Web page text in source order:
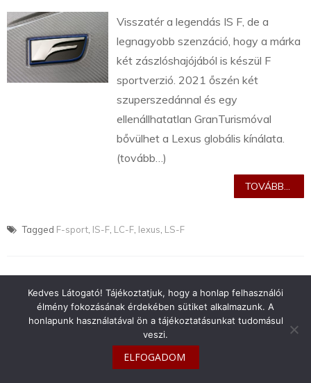
Visszatér a legendás IS F, de a
legnagyobb szenzáció, hogy a márka
két zászlóshajójából is készül F
sportverzió. 2021 őszén két
szuperszedánnal és egy
ellenállhatatlan GranTurismóval
bővülhet a Lexus globális kínálata.
(tovább…)
TOVÁBB...
Tagged F-sport IS-F LC-F lexus LS-F
info@toyotaclub.hu
Toyota Klub Magyarország
Kedves Látogató! Tájékoztatjuk, hogy a honlap felhasználói
élmény fokozásának érdekében sütiket alkalmazunk. A
honlapunk használatával ön a tájékoztatásunkat tudomásul
veszi.
ELFOGADOM